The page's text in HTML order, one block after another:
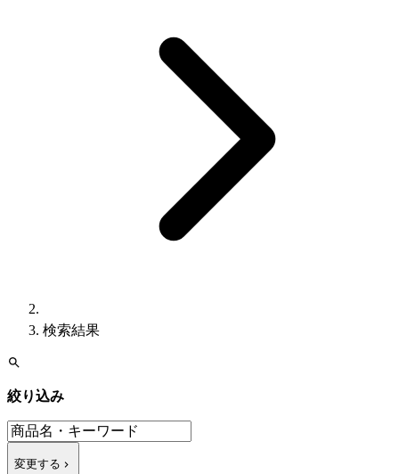
検索結果
絞り込み
変更する